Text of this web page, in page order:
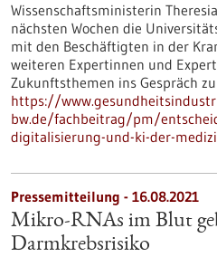
Wissenschaftsministerin
nächsten Wochen die
mit den Beschäftigten in der
weiteren Expertinnen und
Zukunftsthemen ins Gespräch
https://
bw.de/fachbeitrag/pm/
digitalisierung-und-ki-der-
Pressemitteilung - 16.08.2021
Mikro-RNAs im Blut
Darmkrebsrisiko